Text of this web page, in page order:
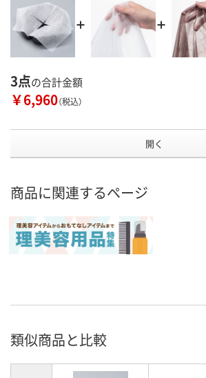
3点の合計金額
￥6,960（税込）
開く
商品に関連するページ
類似商品と比較